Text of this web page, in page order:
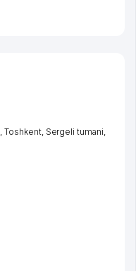
,Toshkent, Sergeli tumani